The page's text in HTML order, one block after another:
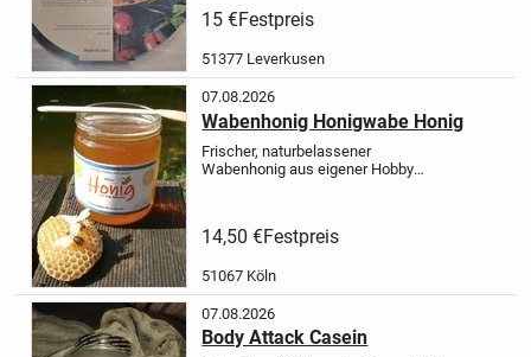
Consumer-Dosen.
Graue Antihaftversiegelung, die
15 €Festpreis
51377 Leverkusen
07.08.2026
Wabenhonig Honigwabe Honig
Frischer, naturbelassener
Wabenhonig aus eigener Hobby
vor der Tür möglich. Bei Interesse...
14,50 €Festpreis
51067 Köln
07.08.2026
Body Attack Casein